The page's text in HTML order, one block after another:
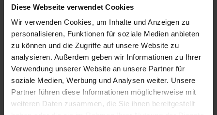
Diese Webseite verwendet Cookies
Wir verwenden Cookies, um Inhalte und Anzeigen zu
personalisieren, Funktionen für soziale Medien anbieten
zu können und die Zugriffe auf unsere Website zu
analysieren. Außerdem geben wir Informationen zu Ihrer
Verwendung unserer Website an unsere Partner für
soziale Medien, Werbung und Analysen weiter. Unsere
Partner führen diese Informationen möglicherweise mit
weiteren Daten zusammen, die Sie ihnen bereitgestellt